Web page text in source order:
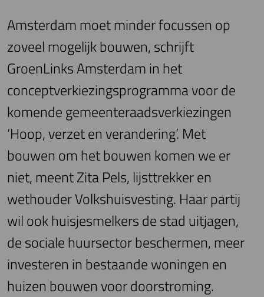
Amsterdam moet minder focussen op
zoveel mogelijk bouwen, schrijft
GroenLinks Amsterdam in het
conceptverkiezingsprogramma voor de
komende gemeenteraadsverkiezingen
‘Hoop, verzet en verandering’. Met
bouwen om het bouwen komen we er
niet, meent Zita Pels, lijsttrekker en
wethouder Volkshuisvesting. Haar partij
wil ook huisjesmelkers de stad uitjagen,
de sociale huursector beschermen, meer
investeren in bestaande woningen en
huizen bouwen voor doorstroming.